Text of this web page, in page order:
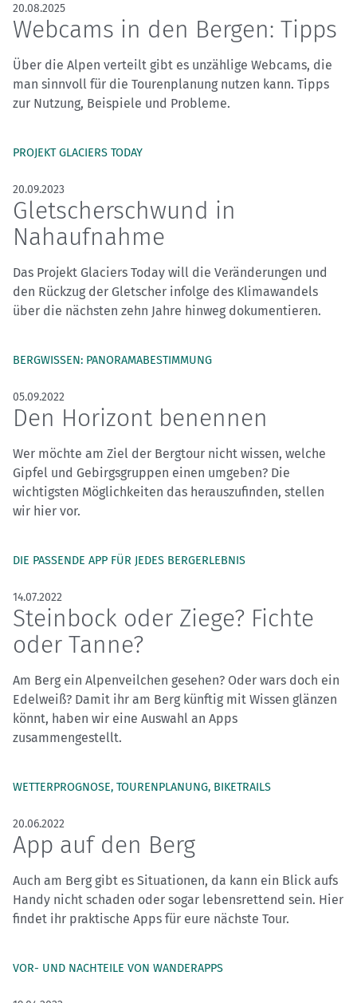
20.08.2025
Webcams in den Bergen: Tipps
Über die Alpen verteilt gibt es unzählige Webcams, die
man sinnvoll für die Tourenplanung nutzen kann. Tipps
zur Nutzung, Beispiele und Probleme.
PROJEKT GLACIERS TODAY
20.09.2023
Gletscherschwund in
Nahaufnahme
Das Projekt Glaciers Today will die Veränderungen und
den Rückzug der Gletscher infolge des Klimawandels
über die nächsten zehn Jahre hinweg dokumentieren.
BERGWISSEN: PANORAMABESTIMMUNG
05.09.2022
Den Horizont benennen
Wer möchte am Ziel der Bergtour nicht wissen, welche
Gipfel und Gebirgsgruppen einen umgeben? Die
wichtigsten Möglichkeiten das herauszufinden, stellen
wir hier vor.
DIE PASSENDE APP FÜR JEDES BERGERLEBNIS
14.07.2022
Steinbock oder Ziege? Fichte
oder Tanne?
Am Berg ein Alpenveilchen gesehen? Oder wars doch ein
Edelweiß? Damit ihr am Berg künftig mit Wissen glänzen
könnt, haben wir eine Auswahl an Apps
zusammengestellt.
WETTERPROGNOSE, TOURENPLANUNG, BIKETRAILS
20.06.2022
App auf den Berg
Auch am Berg gibt es Situationen, da kann ein Blick aufs
Handy nicht schaden oder sogar lebensrettend sein. Hier
findet ihr praktische Apps für eure nächste Tour.
VOR- UND NACHTEILE VON WANDERAPPS